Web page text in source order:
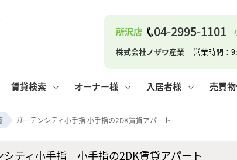
ワ産業
所沢店 04-2995-1101
株式会社ノザワ産業 営業時間：
賃貸検索 オーナー様 入居者様 売買
閲覧履歴 保存した検索条件
管理のご依頼
住まいのトラブルQ&A お住まいの解約手続
よくある質問 マンション
媒介契約の種類 売却時
スタッフブログ
指店
ガーデンシティ小手指 小手指の2DK賃貸アパート
シティ小手指 小手指の2DK賃貸アパート